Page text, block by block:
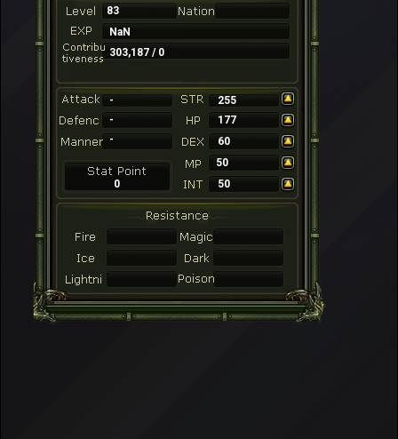
83
NaN
303,187 / 0
-
255
-
177
-
60
50
0
50